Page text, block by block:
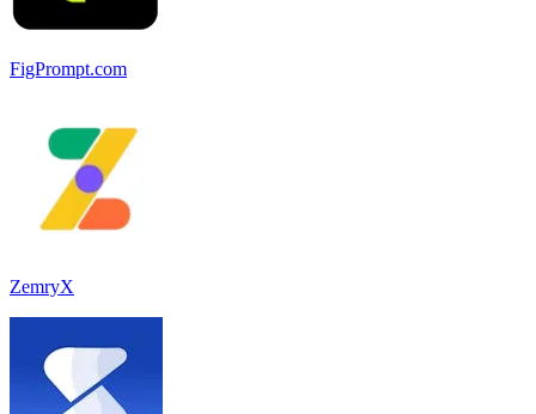
FigPrompt.com
ZemryX